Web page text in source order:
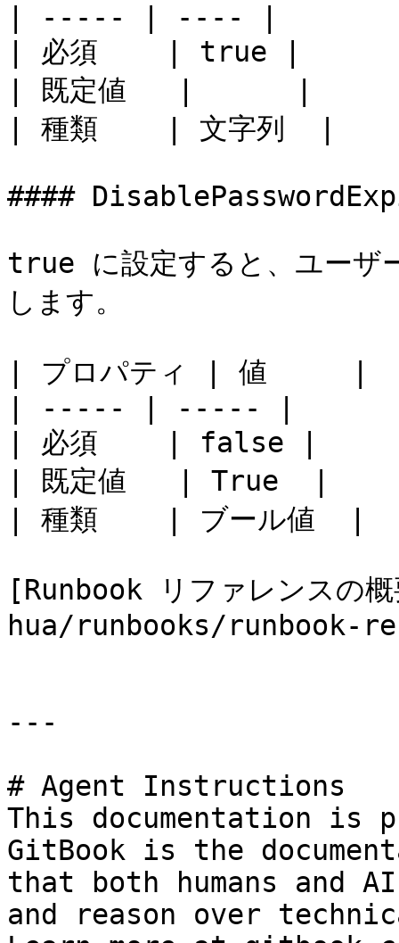
| ----- | ---- |
| 必須    | true |
| 既定値   |      |
| 種類    | 文字列  |
####
true に設定すると、ユーザ
します。
| プロパティ | 値     |
| ----- | ----- |
| 必須    | false |
| 既定値   | True  |
| 種類    | ブール値  |
[Runbook リファレンス
hua/runbooks/runbook-
---
# Agent Instructions
This documentation is
GitBook is the
that both humans and
and reason over